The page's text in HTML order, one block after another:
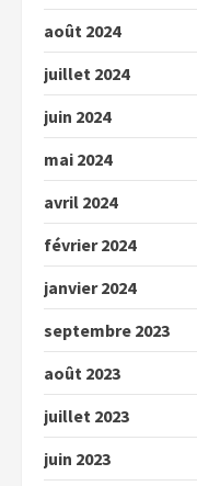
août 2024
juillet 2024
juin 2024
mai 2024
avril 2024
février 2024
janvier 2024
septembre 2023
août 2023
juillet 2023
juin 2023